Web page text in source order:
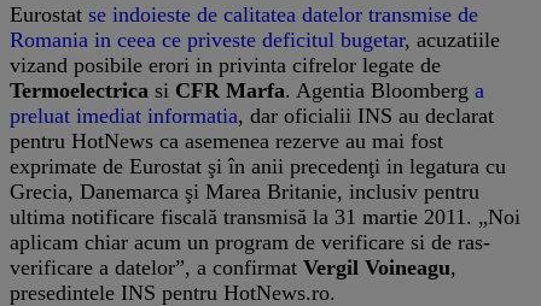
Eurostat se indoieste de calitatea datelor transmise de
Romania in ceea ce priveste deficitul bugetar, acuzatiile
vizand posibile erori in privinta cifrelor legate de
Termoelectrica si CFR Marfa. Agentia Bloomberg a
preluat imediat informatia, dar oficialii INS au declarat
pentru HotNews ca asemenea rezerve au mai fost
exprimate de Eurostat şi în anii precedenţi in legatura cu
Grecia, Danemarca şi Marea Britanie, inclusiv pentru
ultima notificare fiscală transmisă la 31 martie 2011. „Noi
aplicam chiar acum un program de verificare si de ras-
verificare a datelor”, a confirmat Vergil Voineagu,
presedintele INS pentru HotNews.ro.